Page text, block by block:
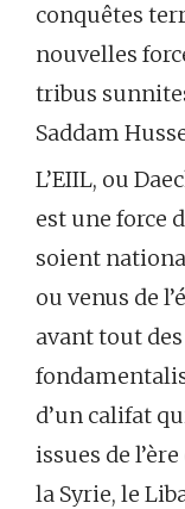
conquêtes
nouvelles
tribus
Saddam
L’EIIL, ou
est une force
soient
ou venus de
avant tout
d’un califat
issues de
la Syrie, le